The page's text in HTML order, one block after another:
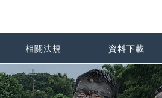
相關法規 資料下載